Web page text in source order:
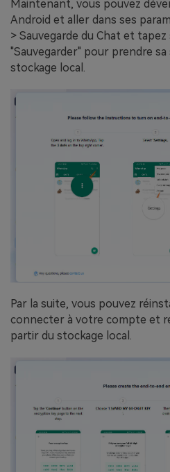
Maintenant, vous pouvez
Android et aller dans ses
> Sauvegarde du Chat et
"Sauvegarder" pour prendre sa
stockage local.
Par la suite, vous pouvez
connecter à votre compte et
partir du stockage local.